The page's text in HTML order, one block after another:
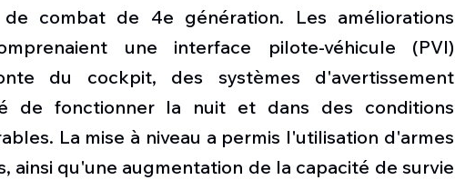
combat de 4e génération. Les améliorations
une interface pilote-véhicule (PVI)
du cockpit, des systèmes d'avertissement
de fonctionner la nuit et dans des conditions
La mise à niveau a permis l'utilisation d'armes
ainsi qu'une augmentation de la capacité de survie